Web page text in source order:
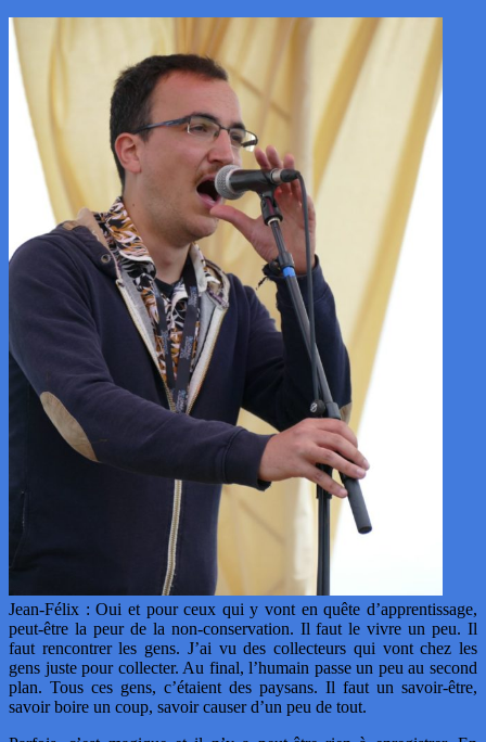
Jean-Félix : Oui et pour ceux qui y vont en quête d’apprentissage,
peut-être la peur de la non-conservation. Il faut le vivre un peu. Il
faut rencontrer les gens. J’ai vu des collecteurs qui vont chez les
gens juste pour collecter. Au final, l’humain passe un peu au second
plan. Tous ces gens, c’étaient des paysans. Il faut un savoir-être,
savoir boire un coup, savoir causer d’un peu de tout.